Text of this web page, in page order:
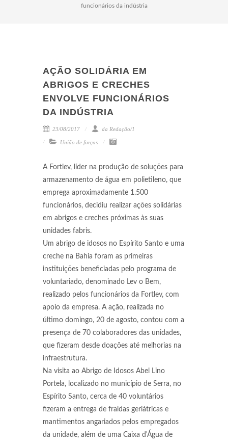
funcionários da indústria
AÇÃO SOLIDÁRIA EM
ABRIGOS E CRECHES
ENVOLVE FUNCIONÁRIOS
DA INDÚSTRIA
23/08/2017 da Redação/1
União de forças
A Fortlev, líder na produção de soluções para
armazenamento de água em polietileno, que
emprega aproximadamente 1.500
funcionários, decidiu realizar ações solidárias
em abrigos e creches próximas às suas
unidades fabris.
Um abrigo de idosos no Espírito Santo e uma
creche na Bahia foram as primeiras
instituições beneficiadas pelo programa de
voluntariado, denominado Lev o Bem,
realizado pelos funcionários da Fortlev, com
apoio da empresa. A ação, realizada no
último domingo, 20 de agosto, contou com a
presença de 70 colaboradores das unidades,
que fizeram desde doações até melhorias na
infraestrutura.
Na visita ao Abrigo de Idosos Abel Lino
Portela, localizado no município de Serra, no
Espírito Santo, cerca de 40 voluntários
fizeram a entrega de fraldas geriátricas e
mantimentos angariados pelos empregados
da unidade, além de uma Caixa d'Água de